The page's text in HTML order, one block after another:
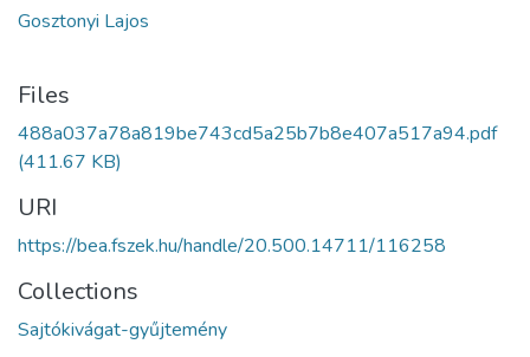
Gosztonyi Lajos
Files
488a037a78a819be743cd5a25b7b8e407a517a94.pdf
(411.67 KB)
URI
https://bea.fszek.hu/handle/20.500.14711/116258
Collections
Sajtókivágat-gyűjtemény